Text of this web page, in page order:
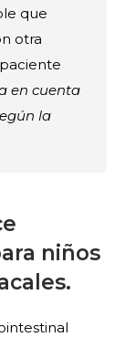
que
otra
en cuenta
la
niños